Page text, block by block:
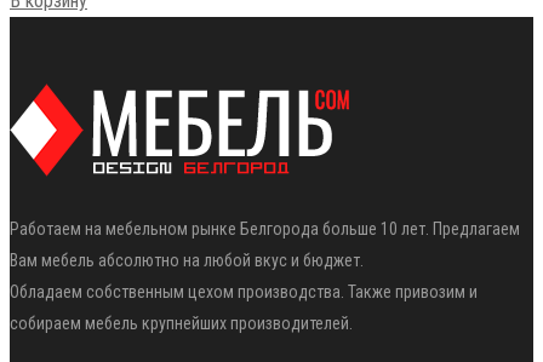
Работаем на мебельном рынке Белгорода больше 10 лет. Предлагаем
Вам мебель абсолютно на любой вкус и бюджет.
Обладаем собственным цехом производства. Также привозим и
собираем мебель крупнейших производителей.